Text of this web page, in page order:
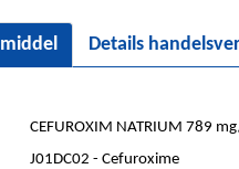
Details
CEFUROXIM NATRIUM 789
J01DC02 - Cefuroxime